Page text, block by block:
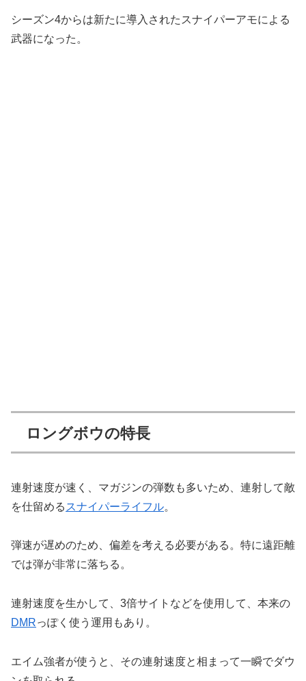
シーズン4からは新たに導入されたスナイパーアモによる
武器になった。
ロングボウの特長
連射速度が速く、マガジンの弾数も多いため、連射して敵
を仕留める スナイパーライフル。
弾速が遅めのため、偏差を考える必要がある。特に遠距離
では弾が非常に落ちる。
連射速度を生かして、3倍サイトなどを使用して、本来の
DMRっぽく使う運用もあり。
エイム強者が使うと、その連射速度と相まって一瞬でダウ